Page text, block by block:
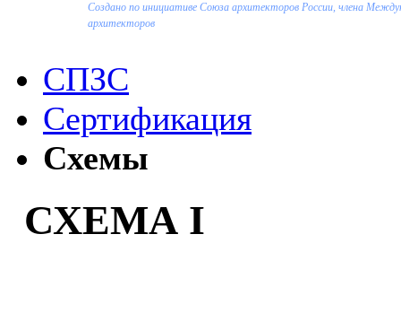
Создано по инициативе Союза архитекторов России, члена
архитекторов
СПЗС
Сертификация
Схемы
СХЕМА I